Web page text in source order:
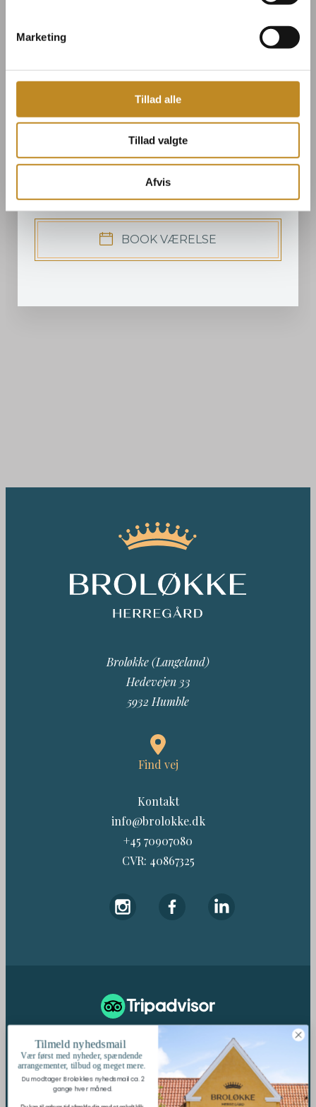
Marketing
Tillad alle
Tillad valgte
Afvis
Privat terrasse
2 x Bad & toilet
Shampoo, body wash & hand wash
Hårtørrer
BOOK VÆRELSE
Broløkke (Langeland)
Hedevejen 33
5932 Humble
Find vej
Kontakt
info@brolokke.dk
+45 70907080
CVR: 40867325
187 Anmeldelser
Se Fødevarestyrelsenskontrolrapporter
Tilmeld nyhedsmail
Vær først med nyheder, spændende
arrangementer, tilbud og meget mere.
Du modtager Broløkkes nyhedsmail ca. 2
gange hver måned.